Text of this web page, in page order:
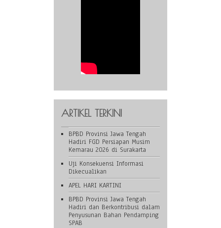
ARTIKEL TERKINI
BPBD Provinsi Jawa Tengah
Hadiri FGD Persiapan Musim
Kemarau 2026 di Surakarta
Uji Konsekuensi Informasi
Dikecualikan
APEL HARI KARTINI
BPBD Provinsi Jawa Tengah
Hadiri dan Berkontribusi dalam
Penyusunan Bahan Pendamping
SPAB